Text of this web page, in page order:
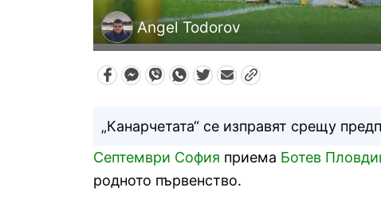
Angel Todorov
„Канарчетата“ се изправят срещу
Септември София приема Ботев
родното първенство.